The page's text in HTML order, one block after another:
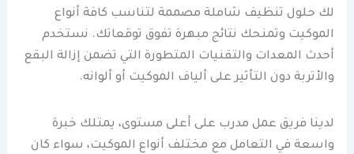
لك حلول تنظيف شاملة مصممة لتناسب كافة أنواع
الموكيت وتمنحك نتائج مبهرة تفوق توقعاتك. نستخدم
أحدث المعدات والتقنيات المتطورة التي تضمن إزالة البقع
والأتربة دون التأثير على ألياف الموكيت أو ألوانه.
لدينا فريق عمل مدرب على أعلى مستوى، يمتلك خبرة
واسعة في التعامل مع مختلف أنواع الموكيت، سواء كان